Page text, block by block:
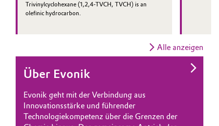
Trivinylcyclohexane (1,2,4-TVCH, TVCH) is an
olefinic hydrocarbon.
Alle anzeigen
Über Evonik
Evonik geht mit der Verbindung aus
Innovationsstärke und führender
Technologiekompetenz über die Grenzen der